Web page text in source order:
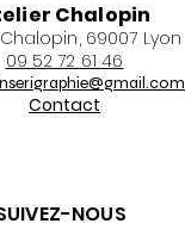
Chalopin
69007 Lyon
09 52 72 61 46
Contact
NOUS